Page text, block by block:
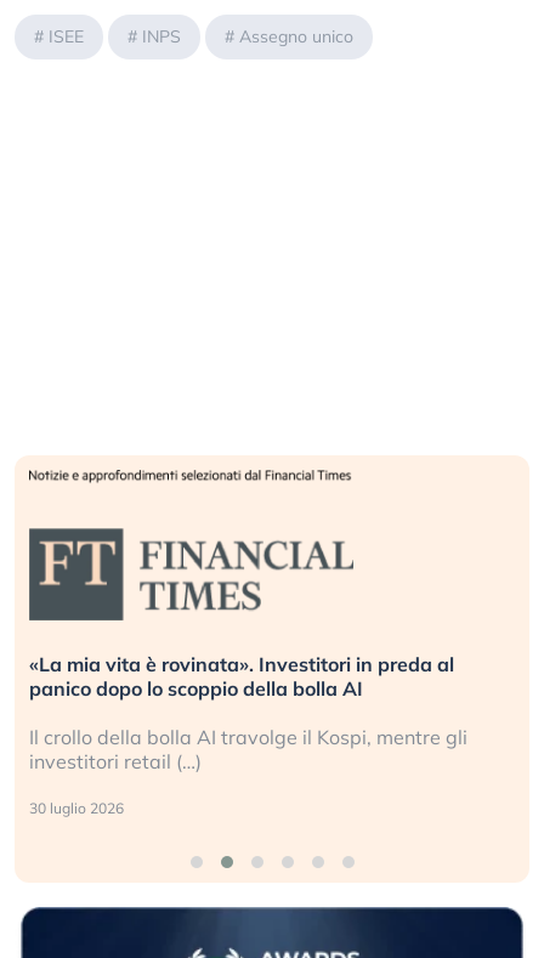
# ISEE # INPS # Assegno unico
in preda al
AI
mentre gli
Quando la finanza pesa più
L’America sta ripetendo gli errori
La ricchezza mondiale cresce, ma